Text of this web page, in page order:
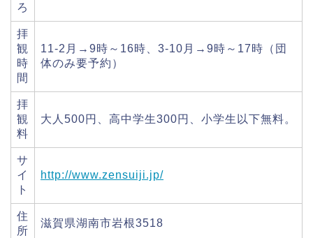
ろ
拝
観
時
間
11-2月→9時～16時、3-10月→9時～17時（団
体のみ要予約）
拝
観
料
大人500円、高中学生300円、小学生以下無料。
サ
イ
ト
http://www.zensuiji.jp/
住
所
滋賀県湖南市岩根3518